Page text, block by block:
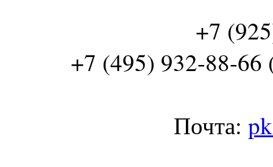
+7
+7 (495) 932-88-66
Почта: